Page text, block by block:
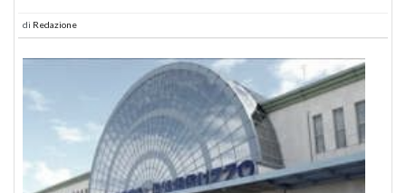
di Redazione